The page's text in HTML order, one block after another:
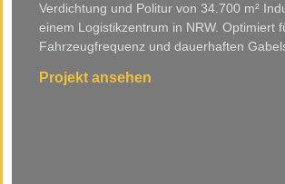
Verdichtung und Politur von 34.700 m²
einem Logistikzentrum in NRW. Optimiert
Fahrzeugfrequenz und dauerhaften
Projekt ansehen